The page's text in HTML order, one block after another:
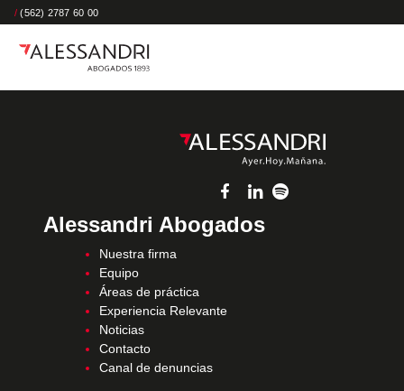
/ (562) 2787 60 00
Alessandri Abogados
Nuestra firma
Equipo
Áreas de práctica
Experiencia Relevante
Noticias
Contacto
Canal de denuncias